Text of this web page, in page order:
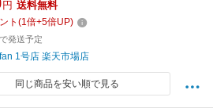
円 送料無料
ト (1倍+5倍UP)
発送予定
1号店 楽天市場店
同じ商品を安い順で見る